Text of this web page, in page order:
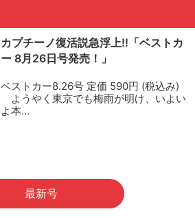
カプチーノ復活説急浮上!!「ベストカ
ー 8月26日号発売！」
ベストカー8.26号 定価 590円 (税込み)
ようやく東京でも梅雨が明け、いよい
よ本…
最新号